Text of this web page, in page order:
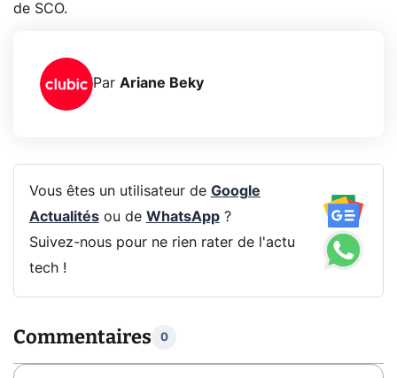
de SCO.
Par Ariane Beky
Vous êtes un utilisateur de Google
Actualitésou de WhatsApp?
Suivez-nous pour ne rien rater de l'actu
tech !
Commentaires 0